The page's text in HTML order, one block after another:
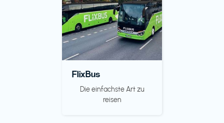
FlixBus
Die einfachste Art zu
reisen